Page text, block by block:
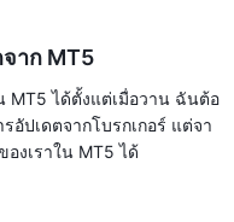
ยู่กับประเภทบัญชี วิธีการ
ดยเทรดเดอร์ ผู้ค้าควร
นดและเงื่อนไขของนาย
ใจที่ชัดเจนเกี่ยวกับค่าใช้
าก MT5
MT5 ได้ตั้งแต่เมื่อวาน ฉันต้อ
อัปเดตจากโบรกเกอร์ แต่จา
งเราใน MT5 ได้